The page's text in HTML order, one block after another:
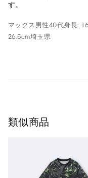
す。
マックス 男性40代身長:
26.5cm埼玉県
類似商品